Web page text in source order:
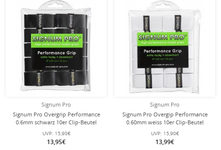
Signum Pro
Signum Pro Overgrip Performance
0.6mm schwarz 10er Clip-Beutel
UVP: 15,90€
13,95€
Signum Pro
Signum Pro Overgip Performance
0.60mm weiss 10er Clip-Beutel
UVP: 15,90€
13,99€